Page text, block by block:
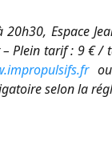
Espace
Plein tarif : 9 €
ou
selon la